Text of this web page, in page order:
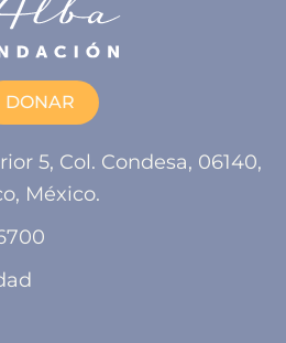
DONAR
5, Col. Condesa, 06140,
México.